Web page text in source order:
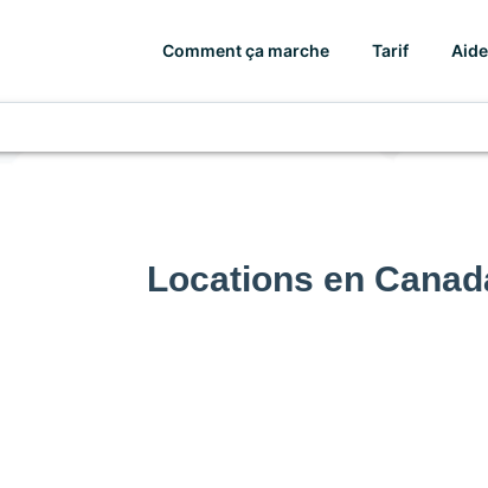
Comment ça marche Tarif Aide
Locations en